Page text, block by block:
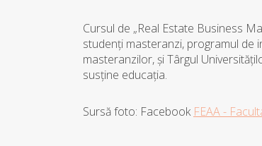
Cursul de „Real Estate Business
studenți masteranzi, programul de
masteranzilor, și Târgul
susține educația.
Sursă foto: Facebook FEAA -